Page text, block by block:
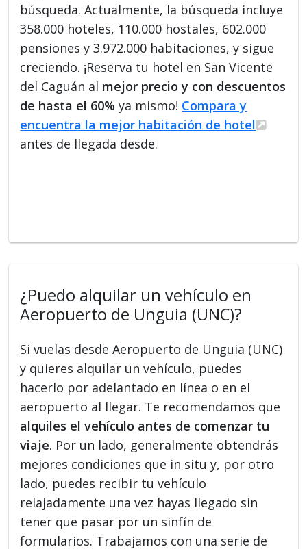
búsqueda. Actualmente, la búsqueda incluye
358.000 hoteles, 110.000 hostales, 602.000
pensiones y 3.972.000 habitaciones, y sigue
creciendo. ¡Reserva tu hotel en San Vicente
del Caguán al mejor precio y con descuentos
de hasta el 60% ya mismo! Compara y
encuentra la mejor habitación de hotel
antes de llegada desde.
¿Puedo alquilar un vehículo en
Aeropuerto de Unguia (UNC)?
Si vuelas desde Aeropuerto de Unguia (UNC)
y quieres alquilar un vehículo, puedes
hacerlo por adelantado en línea o en el
aeropuerto al llegar. Te recomendamos que
alquiles el vehículo antes de comenzar tu
viaje. Por un lado, generalmente obtendrás
mejores condiciones que in situ y, por otro
lado, puedes recibir tu vehículo
relajadamente una vez hayas llegado sin
tener que pasar por un sinfín de
formularios. Trabajamos con una serie de